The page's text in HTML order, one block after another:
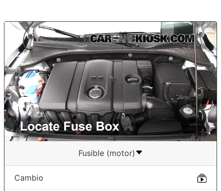
Fusible (motor)
Cambio